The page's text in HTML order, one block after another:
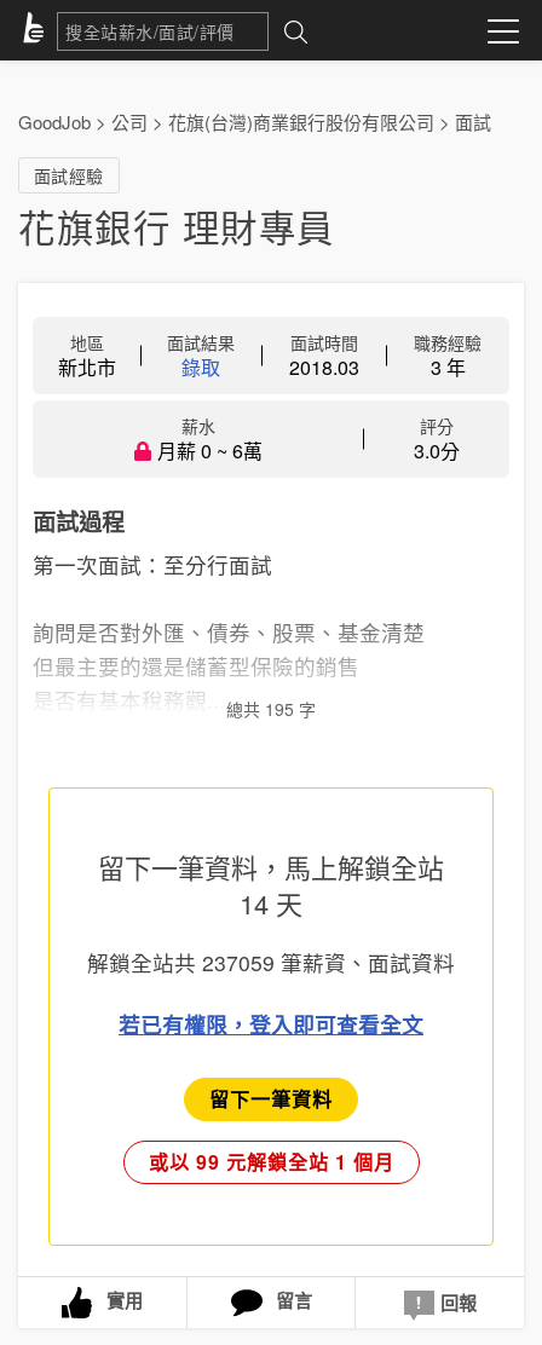
GoodJob > 公司 > 花旗(台灣)商業銀行股份有限公司 > 面試
面試經驗
花旗銀行 理財專員
地區
新北市
面試結果
錄取
面試時間
2018.03
職務經驗
3 年
薪水
月薪 0 ~ 6萬
評分
3.0分
面試過程
第一次面試：至分行面試
詢問是否對外匯、債券、股票、基金清楚
但最主要的還是儲蓄型保險的銷售
是否有基本稅務觀...
總共 195 字
留下一筆資料，馬上解鎖全站
14 天
解鎖全站共 237059 筆薪資、面試資料
若已有權限，登入即可查看全文
留下一筆資料
或以 99 元解鎖全站 1 個月
實用 留言 回報